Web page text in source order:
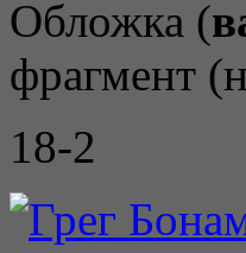
Обложка (
фрагмент
18-2